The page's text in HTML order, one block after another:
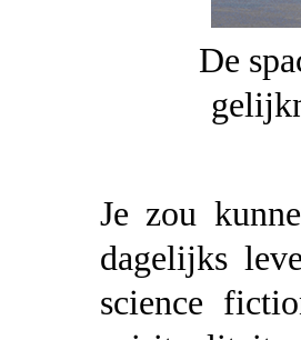
De
Je zou
dagelijks
science